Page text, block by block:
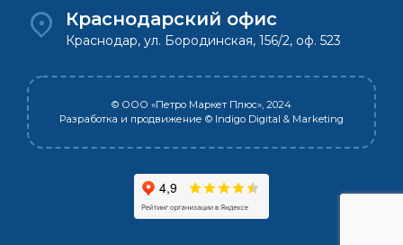
Краснодарский офис
Краснодар, ул. Бородинская, 156/2, оф. 523
© ООО «Петро Маркет Плюс», 2024
Разработка и продвижение © Indigo Digital & Marketing